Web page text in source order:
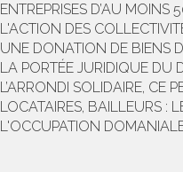
ENTREPRISES D’AU MOINS
L'ACTION DES
UNE DONATION DE BIENS
LA PORTÉE JURIDIQUE DU
L’ARRONDI SOLIDAIRE, CE
LOCATAIRES, BAILLEURS :
L'OCCUPATION